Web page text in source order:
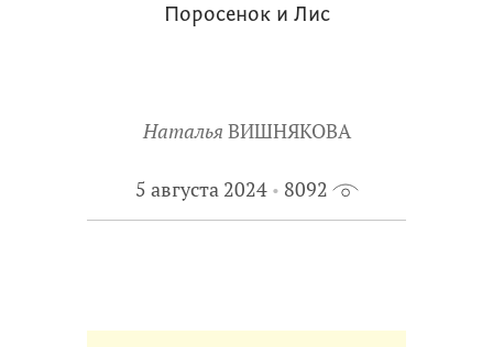
Поросенок и Лис
Наталья ВИШНЯКОВА
5 августа 2024 8092